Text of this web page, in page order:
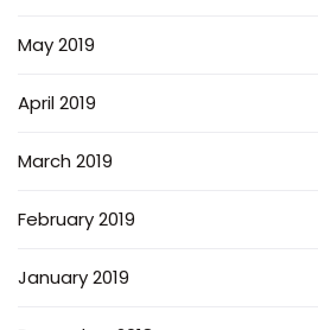
May 2019
April 2019
March 2019
February 2019
January 2019